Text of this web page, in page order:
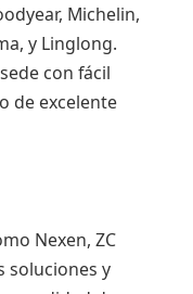
Michelin,
y Linglong.
con fácil
de excelente
Nexen, ZC
soluciones y